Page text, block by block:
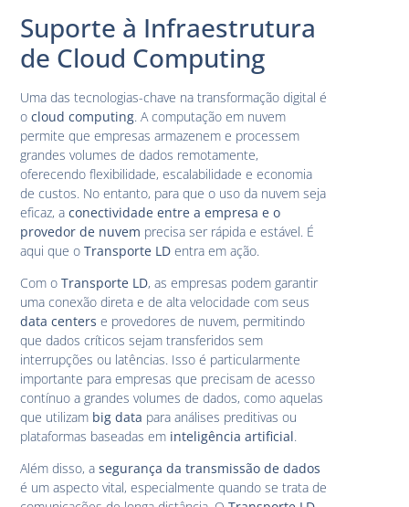
Suporte à Infraestrutura
de Cloud Computing
Uma das tecnologias-chave na transformação digital é
ocloud computing. A computação em nuvem
permite que empresas armazenem e processem
grandes volumes de dados remotamente,
oferecendo flexibilidade, escalabilidade e economia
de custos. No entanto, para que o uso da nuvem seja
eficaz, aconectividade entre a empresa e o
provedor de nuvem precisa ser rápida e estável. É
aqui que oTransporte LD entra em ação.
Com oTransporte LD, as empresas podem garantir
uma conexão direta e de alta velocidade com seus
data centers e provedores de nuvem, permitindo
que dados críticos sejam transferidos sem
interrupções ou latências. Isso é particularmente
importante para empresas que precisam de acesso
contínuo a grandes volumes de dados, como aquelas
que utilizam big data para análises preditivas ou
plataformas baseadas em inteligência artificial.
Além disso, asegurança da transmissão de dados
é um aspecto vital, especialmente quando se trata de